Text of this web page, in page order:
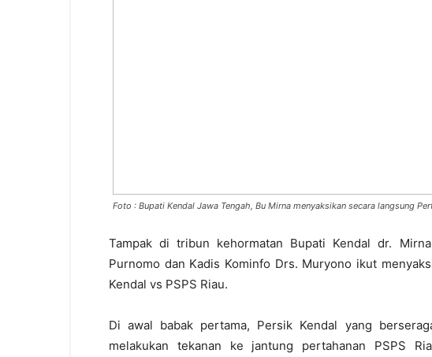
Foto : Bupati Kendal Jawa Tengah, Bu Mirna menyaksikan secara langsung
Tampak di tribun kehormatan Bupati Kendal dr.
Purnomo dan Kadis Kominfo Drs. Muryono ikut
Kendal vs PSPS Riau.
Di awal babak pertama, Persik Kendal yang
melakukan tekanan ke jantung pertahanan PSPS